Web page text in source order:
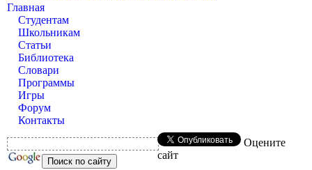
Главная
Студентам
Школьникам
Статьи
Библиотека
Словари
Программы
Игры
Форум
Контакты
Оцените
сайт